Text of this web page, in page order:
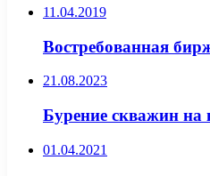
11.04.2019
Востребованная
21.08.2023
Бурение скважин на
01.04.2021